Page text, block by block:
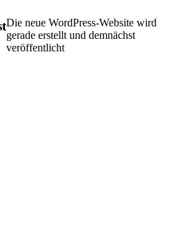
Die neue WordPress-Website wird
gerade erstellt und demnächst
veröffentlicht